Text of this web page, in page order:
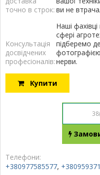
точно в строк: ви не
Консультація
досвідчених
професіоналів:
Наші
сфері
підберемо
нерви.
Купити
Телефони:
+380977585577,